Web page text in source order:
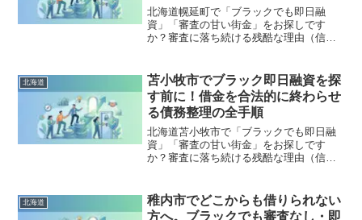
北海道幌延町で「ブラックでも即日融
資」「審査の甘い街金」をお探しです
か？審査に落ち続ける残酷な理由（信用
まで徹底解説。多重債務の地獄から抜け
出し、合法的に借金を減額・免除する
「債務整理」の正しい知識と、今すぐ督
促を止める無料相談窓口をご案内しま
す。
北海道
苫小牧市でブラック即日融資を探
す前に！借金を合法的に終わらせ
る債務整理の全手順
北海道苫小牧市で「ブラックでも即日融
資」「審査の甘い街金」をお探しです
か？審査に落ち続ける残酷な理由（信用
まで徹底解説。多重債務の地獄から抜け
出し、合法的に借金を減額・免除する
北海道
稚内市でどこからも借りられない
方へ。ブラックでも審査なし・即